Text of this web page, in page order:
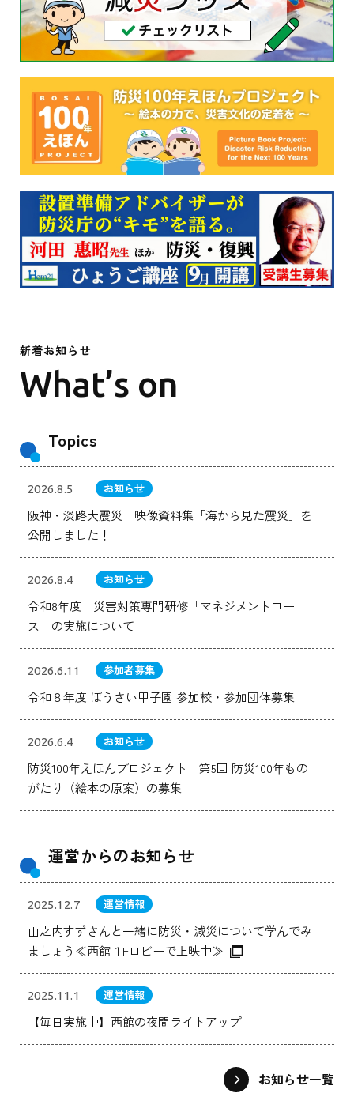
新着お知らせ
What’s on
お知らせ一覧
Topics
2026.8.5 お知らせ
阪神・淡路大震災 映像資料集「海から見た震災」を
公開しました！
2026.8.4 お知らせ
令和8年度 災害対策専門研修「マネジメントコー
ス」の実施について
2026.6.11 参加者募集
令和８年度 ぼうさい甲子園 参加校・参加団体募集
2026.6.4 お知らせ
防災100年えほんプロジェクト 第5回 防災100年もの
がたり（絵本の原案）の募集
運営からのお知らせ
2025.12.7 運営情報
山之内すずさんと一緒に防災・減災について学んでみ
ましょう≪西館１Fロビーで上映中≫
2025.11.1 運営情報
【毎日実施中】西館の夜間ライトアップ